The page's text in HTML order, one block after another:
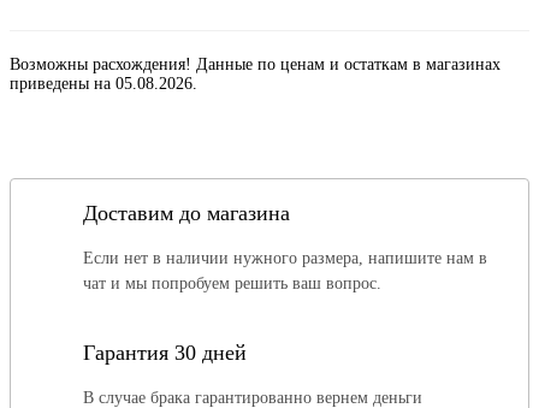
Возможны расхождения! Данные по ценам и остаткам в магазинах
приведены на 05.08.2026.
Доставим до магазина
Если нет в наличии нужного размера, напишите нам в
чат и мы попробуем решить ваш вопрос.
Гарантия 30 дней
В случае брака гарантированно вернем деньги